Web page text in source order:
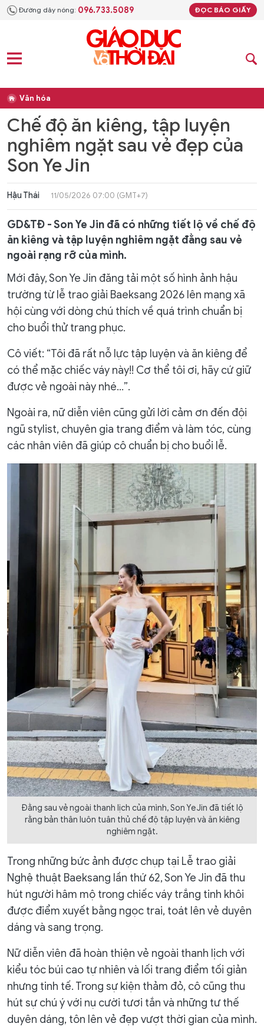
Đường dây nóng: 096.733.5089 ĐỌC BÁO GIẤY
Văn hóa
Chế độ ăn kiêng, tập luyện
nghiêm ngặt sau vẻ đẹp của
Son Ye Jin
Hậu Thái 11/05/2026 07:00 (GMT+7)
GD&TĐ - Son Ye Jin đã có những tiết lộ về chế độ
ăn kiêng và tập luyện nghiêm ngặt đằng sau vẻ
ngoài rạng rỡ của mình.
Mới đây, Son Ye Jin đăng tải một số hình ảnh hậu
trường từ lễ trao giải Baeksang 2026 lên mạng xã
hội cùng với dòng chú thích về quá trình chuẩn bị
cho buổi thử trang phục.
Cô viết: “Tôi đã rất nỗ lực tập luyện và ăn kiêng để
có thể mặc chiếc váy này!! Cơ thể tôi ơi, hãy cứ giữ
được vẻ ngoài này nhé…”.
Ngoài ra, nữ diễn viên cũng gửi lời cảm ơn đến đội
ngũ stylist, chuyên gia trang điểm và làm tóc, cùng
các nhân viên đã giúp cô chuẩn bị cho buổi lễ.
Đằng sau vẻ ngoài thanh lịch của mình, Son Ye Jin đã tiết lộ
rằng bản thân luôn tuân thủ chế độ tập luyện và ăn kiêng
nghiêm ngặt.
Trong những bức ảnh được chụp tại Lễ trao giải
Nghệ thuật Baeksang lần thứ 62, Son Ye Jin đã thu
hút người hâm mộ trong chiếc váy trắng tinh khôi
được điểm xuyết bằng ngọc trai, toát lên vẻ duyên
dáng và sang trọng.
Nữ diễn viên đã hoàn thiện vẻ ngoài thanh lịch với
kiểu tóc búi cao tự nhiên và lối trang điểm tối giản
nhưng tinh tế. Trong sự kiện thảm đỏ, cô cũng thu
hút sự chú ý với nụ cười tươi tắn và những tư thế
duyên dáng, tôn lên vẻ đẹp vượt thời gian của mình.